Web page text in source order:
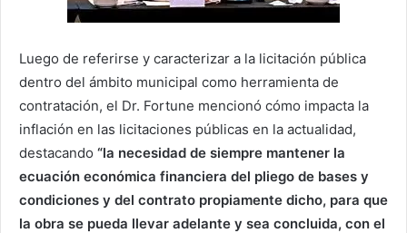
Luego de referirse y caracterizar a la licitación pública
dentro del ámbito municipal como herramienta de
contratación, el Dr. Fortune mencionó cómo impacta la
inflación en las licitaciones públicas en la actualidad,
destacando “la necesidad de siempre mantener la
ecuación económica financiera del pliego de bases y
condiciones y del contrato propiamente dicho, para que
la obra se pueda llevar adelante y sea concluida, con el